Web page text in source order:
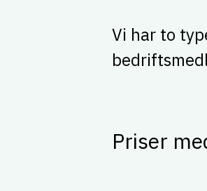
Vi har to
Priser